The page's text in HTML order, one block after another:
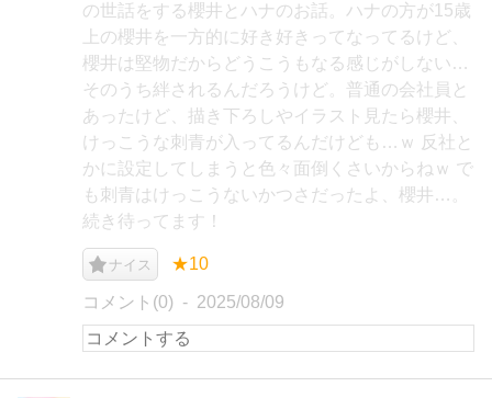
の世話をする櫻井とハナのお話。ハナの方が15歳
上の櫻井を一方的に好き好きってなってるけど、
櫻井は堅物だからどうこうもなる感じがしない…
そのうち絆されるんだろうけど。普通の会社員と
あったけど、描き下ろしやイラスト見たら櫻井、
けっこうな刺青が入ってるんだけども…ｗ 反社と
かに設定してしまうと色々面倒くさいからねｗ で
も刺青はけっこうないかつさだったよ、櫻井…。
続き待ってます！
ナイス ★10
コメント(0) 2025/08/09